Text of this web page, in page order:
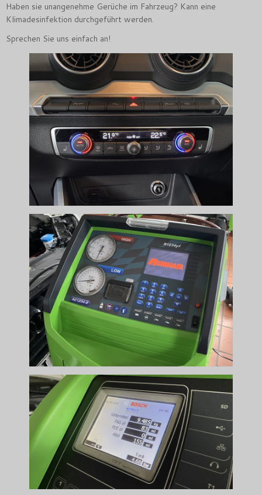
Haben sie unangenehme Gerüche im Fahrzeug? Kann eine
Klimadesinfektion durchgeführt werden.
Sprechen Sie uns einfach an!